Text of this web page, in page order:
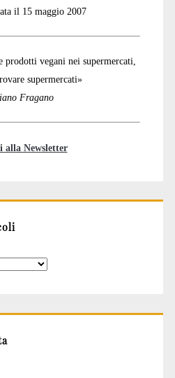
il 15 maggio 2007
vegani nei supermercati,
supermercati»
Fragano
alla Newsletter